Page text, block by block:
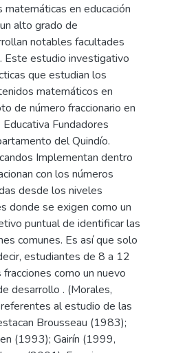
en educación
alto grado de
notables facultades
Este estudio investigativo
que estudian los
matemáticos en
de número fraccionario en
Fundadores
del Quindío.
Implementan dentro
con los números
desde los niveles
donde se exigen como un
puntual de identificar las
comunes. Es así que solo
estudiantes de 8 a 12
como un nuevo
desarrollo . (Morales,
al estudio de las
Brousseau (1983);
(1993); Gairín (1999,